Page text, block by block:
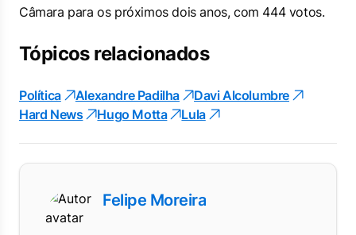
Câmara para os próximos dois anos, com 444 votos.
Tópicos relacionados
Política Alexandre Padilha
Davi Alcolumbre
Hard News
Hugo Motta Lula
Felipe Moreira